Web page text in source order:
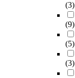
(3)
(9)
(5)
(3)